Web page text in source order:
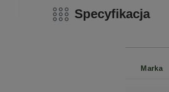
Specyfikacja
Marka